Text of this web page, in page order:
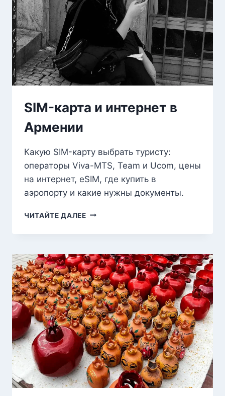
SIM-карта и интернет в
Армении
Какую SIM-карту выбрать туристу:
операторы Viva-MTS, Team и Ucom, цены
на интернет, eSIM, где купить в
аэропорту и какие нужны документы.
ЧИТАЙТЕ ДАЛЕЕSIM-
И
В
АРМЕНИИ